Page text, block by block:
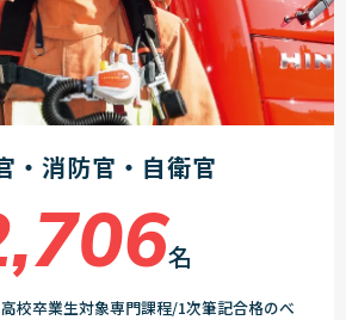
・消防官・自衛官
名
校卒業生対象専門課程/1次筆記合格のべ